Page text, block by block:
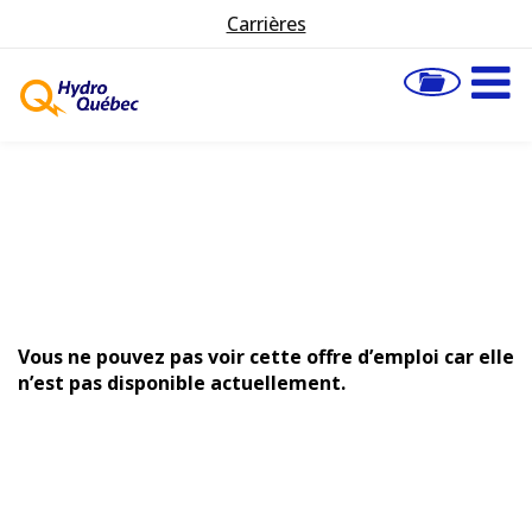
Carrières
Vous ne pouvez pas voir cette offre d’emploi car elle
n’est pas disponible actuellement.